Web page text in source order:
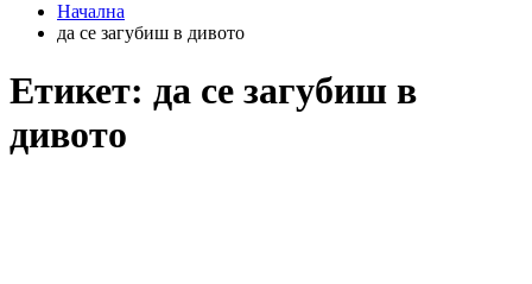
Начална
да се загубиш в дивото
Етикет: да се загубиш в
дивото